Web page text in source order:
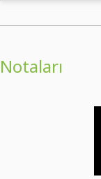
Notaları